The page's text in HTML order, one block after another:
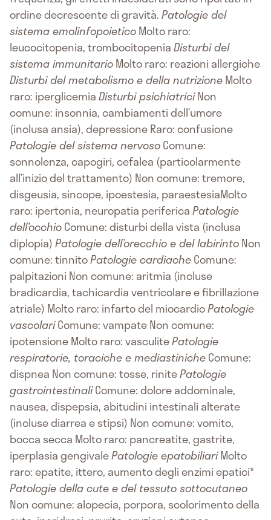
ordine decrescente di gravità.Patologie del
sistema emolinfopoieticoMolto raro:
leucocitopenia, trombocitopeniaDisturbi del
sistema immunitarioMolto raro: reazioni allergiche
Disturbi del metabolismo e della nutrizioneMolto
raro: iperglicemiaDisturbi psichiatriciNon
comune: insonnia, cambiamenti dell’umore
(inclusa ansia), depressione Raro: confusione
Patologie del sistema nervosoComune:
sonnolenza, capogiri, cefalea (particolarmente
all’inizio del trattamento) Non comune: tremore,
disgeusia, sincope, ipoestesia, paraestesiaMolto
raro: ipertonia, neuropatia perifericaPatologie
dell’occhioComune: disturbi della vista (inclusa
diplopia)Patologie dell’orecchio e del labirintoNon
comune: tinnitoPatologie cardiacheComune:
palpitazioni Non comune: aritmia (incluse
bradicardia, tachicardia ventricolare e fibrillazione
atriale) Molto raro: infarto del miocardioPatologie
vascolariComune: vampate Non comune:
ipotensione Molto raro: vasculitePatologie
respiratorie, toraciche e mediastinicheComune:
dispnea Non comune: tosse, rinitePatologie
gastrointestinaliComune: dolore addominale,
nausea, dispepsia, abitudini intestinali alterate
(incluse diarrea e stipsi) Non comune: vomito,
bocca secca Molto raro: pancreatite, gastrite,
iperplasia gengivalePatologie epatobiliariMolto
raro: epatite, ittero, aumento degli enzimi epatici*
Patologie della cute e del tessuto sottocutaneo
Non comune: alopecia, porpora, scolorimento della